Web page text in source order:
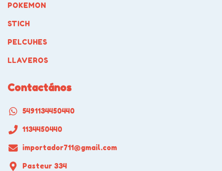
POKEMON
STICH
PELCUHES
LLAVEROS
Contactános
5491134450440
1134450440
importador711@gmail.com
Pasteur 334